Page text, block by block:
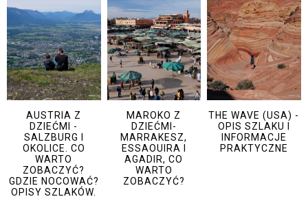
AUSTRIA Z
DZIEĆMI -
SALZBURG I
OKOLICE. CO
WARTO
ZOBACZYĆ?
GDZIE NOCOWAĆ?
OPISY SZLAKÓW.
MAROKO Z
DZIEĆMI-
MARRAKESZ,
ESSAOUIRA I
AGADIR, CO
WARTO
ZOBACZYĆ?
THE WAVE (USA) -
OPIS SZLAKU I
INFORMACJE
PRAKTYCZNE